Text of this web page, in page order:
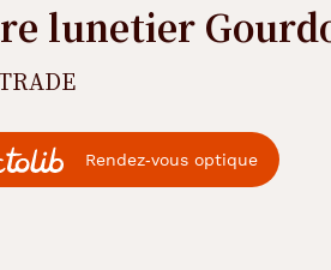
lunetier
Rendez‑vous optique